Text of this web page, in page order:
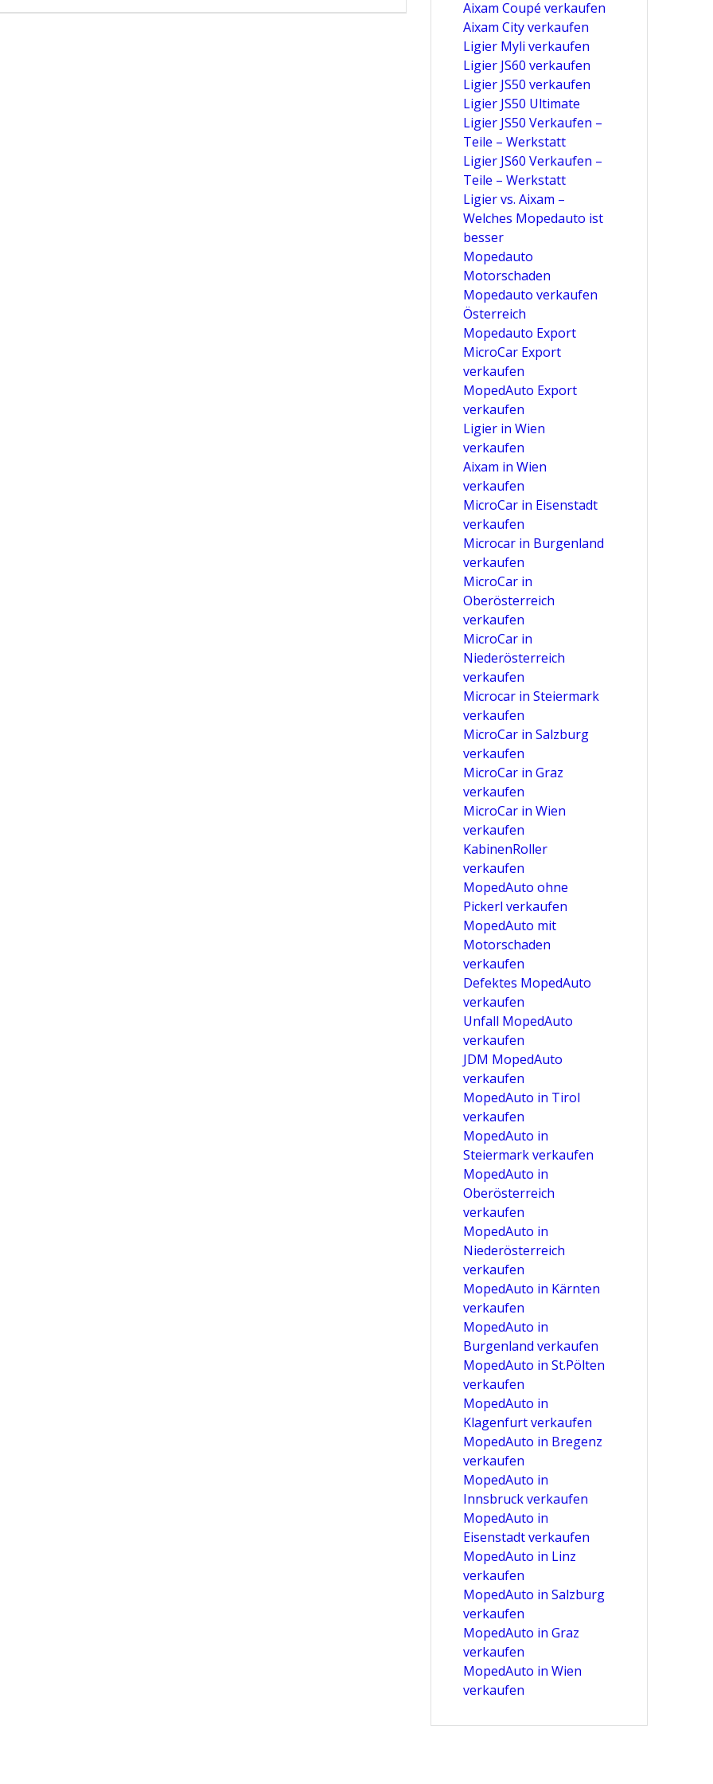
Aixam Coupé verkaufen
Aixam City verkaufen
Ligier Myli verkaufen
Ligier JS60 verkaufen
Ligier JS50 verkaufen
Ligier JS50 Ultimate
Ligier JS50 Verkaufen –
Teile – Werkstatt
Ligier JS60 Verkaufen –
Teile – Werkstatt
Ligier vs. Aixam –
Welches Mopedauto ist
besser
Mopedauto
Motorschaden
Mopedauto verkaufen
Österreich
Mopedauto Export
MicroCar Export
verkaufen
MopedAuto Export
verkaufen
Ligier in Wien
verkaufen
Aixam in Wien
verkaufen
MicroCar in Eisenstadt
verkaufen
Microcar in Burgenland
verkaufen
MicroCar in
Oberösterreich
verkaufen
MicroCar in
Niederösterreich
verkaufen
Microcar in Steiermark
verkaufen
MicroCar in Salzburg
verkaufen
MicroCar in Graz
verkaufen
MicroCar in Wien
verkaufen
KabinenRoller
verkaufen
MopedAuto ohne
Pickerl verkaufen
MopedAuto mit
Motorschaden
verkaufen
Defektes MopedAuto
verkaufen
Unfall MopedAuto
verkaufen
JDM MopedAuto
verkaufen
MopedAuto in Tirol
verkaufen
MopedAuto in
Steiermark verkaufen
MopedAuto in
Oberösterreich
verkaufen
MopedAuto in
Niederösterreich
verkaufen
MopedAuto in Kärnten
verkaufen
MopedAuto in
Burgenland verkaufen
MopedAuto in St.Pölten
verkaufen
MopedAuto in
Klagenfurt verkaufen
MopedAuto in Bregenz
verkaufen
MopedAuto in
Innsbruck verkaufen
MopedAuto in
Eisenstadt verkaufen
MopedAuto in Linz
verkaufen
MopedAuto in Salzburg
verkaufen
MopedAuto in Graz
verkaufen
MopedAuto in Wien
verkaufen